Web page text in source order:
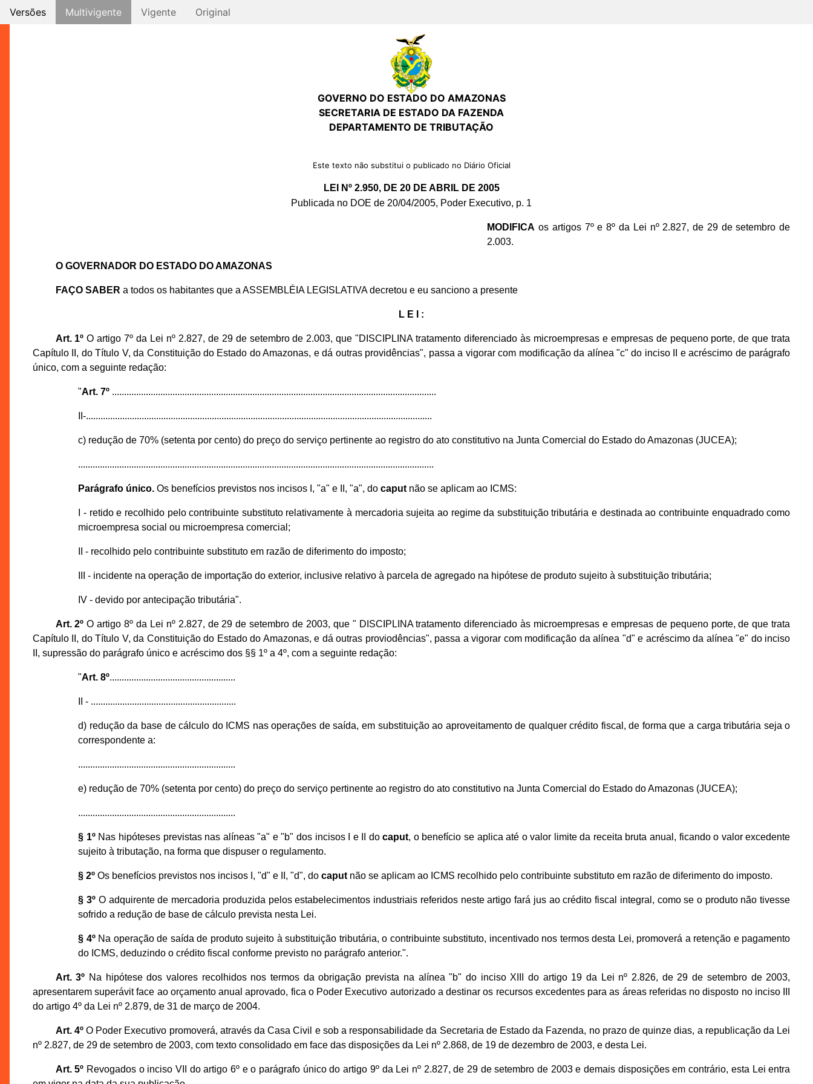
Versões Multivigente Vigente Original
GOVERNO DO ESTADO DO AMAZONAS
SECRETARIA DE ESTADO DA FAZENDA
DEPARTAMENTO DE TRIBUTAÇÃO
Este texto não substitui o publicado no Diário Oficial
LEI Nº 2.950, DE 20 DE ABRIL DE 2005
Publicada no DOE de 20/04/2005, Poder Executivo, p. 1
MODIFICA os artigos 7º e 8º da Lei nº 2.827, de 29 de setembro de
2.003.
O GOVERNADOR DO ESTADO DO AMAZONAS
FAÇO SABER a todos os habitantes que a ASSEMBLÉIA LEGISLATIVA decretou e eu sanciono a presente
L E I :
Art. 1º O artigo 7º da Lei nº 2.827, de 29 de setembro de 2.003, que "DISCIPLINA tratamento diferenciado às microempresas e empresas de pequeno porte, de que trata
Capítulo II, do Título V, da Constituição do Estado do Amazonas, e dá outras providências", passa a vigorar com modificação da alínea "c" do inciso II e acréscimo de parágrafo
único, com a seguinte redação:
"Art. 7º ......................................................................................................................................
II-...............................................................................................................................................
c) redução de 70% (setenta por cento) do preço do serviço pertinente ao registro do ato constitutivo na Junta Comercial do Estado do Amazonas (JUCEA);
...................................................................................................................................................
Parágrafo único. Os benefícios previstos nos incisos I, "a" e II, "a", docaput não se aplicam ao ICMS:
I - retido e recolhido pelo contribuinte substituto relativamente à mercadoria sujeita ao regime da substituição tributária e destinada ao contribuinte enquadrado como
microempresa social ou microempresa comercial;
II - recolhido pelo contribuinte substituto em razão de diferimento do imposto;
III - incidente na operação de importação do exterior, inclusive relativo à parcela de agregado na hipótese de produto sujeito à substituição tributária;
IV - devido por antecipação tributária".
Art. 2º O artigo 8º da Lei nº 2.827, de 29 de setembro de 2003, que " DISCIPLINA tratamento diferenciado às microempresas e empresas de pequeno porte, de que trata
Capítulo II, do Título V, da Constituição do Estado do Amazonas, e dá outras proviodências", passa a vigorar com modificação da alínea "d" e acréscimo da alínea "e" do inciso
II, supressão do parágrafo único e acréscimo dos §§ 1º a 4º, com a seguinte redação:
"Art. 8º....................................................
II - ............................................................
d) redução da base de cálculo do ICMS nas operações de saída, em substituição ao aproveitamento de qualquer crédito fiscal, de forma que a carga tributária seja o
correspondente a:
.................................................................
e) redução de 70% (setenta por cento) do preço do serviço pertinente ao registro do ato constitutivo na Junta Comercial do Estado do Amazonas (JUCEA);
.................................................................
§ 1ºNas hipóteses previstas nas alíneas "a" e "b" dos incisos I e II docaput, o benefício se aplica até o valor limite da receita bruta anual, ficando o valor excedente
sujeito à tributação, na forma que dispuser o regulamento.
§ 2º Os benefícios previstos nos incisos I, "d" e II, "d", docaput não se aplicam ao ICMS recolhido pelo contribuinte substituto em razão de diferimento do imposto.
§ 3º O adquirente de mercadoria produzida pelos estabelecimentos industriais referidos neste artigo fará jus ao crédito fiscal integral, como se o produto não tivesse
sofrido a redução de base de cálculo prevista nesta Lei.
§ 4ºNa operação de saída de produto sujeito à substituição tributária, o contribuinte substituto, incentivado nos termos desta Lei, promoverá a retenção e pagamento
do ICMS, deduzindo o crédito fiscal conforme previsto no parágrafo anterior.".
Art. 3º Na hipótese dos valores recolhidos nos termos da obrigação prevista na alínea "b" do inciso XIII do artigo 19 da Lei nº 2.826, de 29 de setembro de 2003,
apresentarem superávit face ao orçamento anual aprovado, fica o Poder Executivo autorizado a destinar os recursos excedentes para as áreas referidas no disposto no inciso III
do artigo 4º da Lei nº 2.879, de 31 de março de 2004.
Art. 4ºO Poder Executivo promoverá, através da Casa Civil e sob a responsabilidade da Secretaria de Estado da Fazenda, no prazo de quinze dias, a republicação da Lei
nº 2.827, de 29 de setembro de 2003, com texto consolidado em face das disposições da Lei nº 2.868, de 19 de dezembro de 2003, e desta Lei.
Art. 5º Revogados o inciso VII do artigo 6º e o parágrafo único do artigo 9º da Lei nº 2.827, de 29 de setembro de 2003 e demais disposições em contrário, esta Lei entra